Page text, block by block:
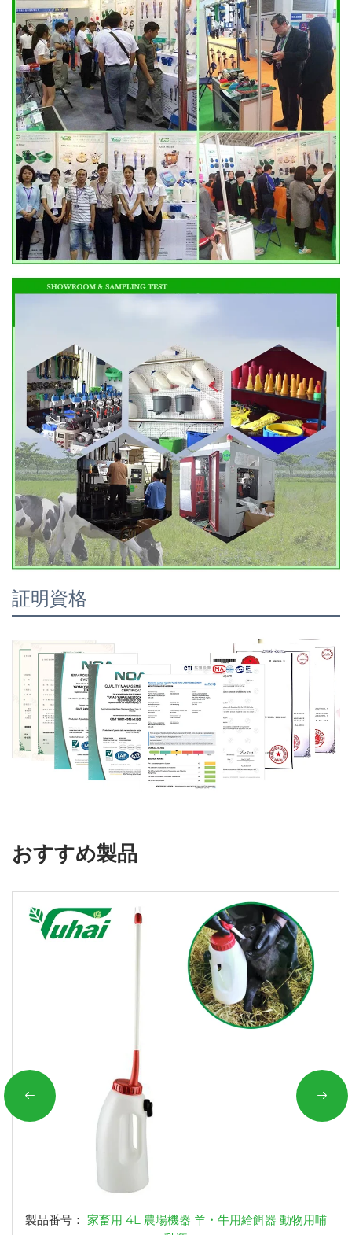
証明資格
おすすめ製品
製品番号： 家畜用 4L 農場機器 羊・牛用給餌器 動物用哺